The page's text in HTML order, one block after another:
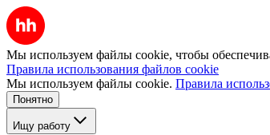
Мы используем файлы cookie, чтобы
Правила использования файлов cookie
Мы используем файлы cookie. Правила
Понятно
Ищу работу